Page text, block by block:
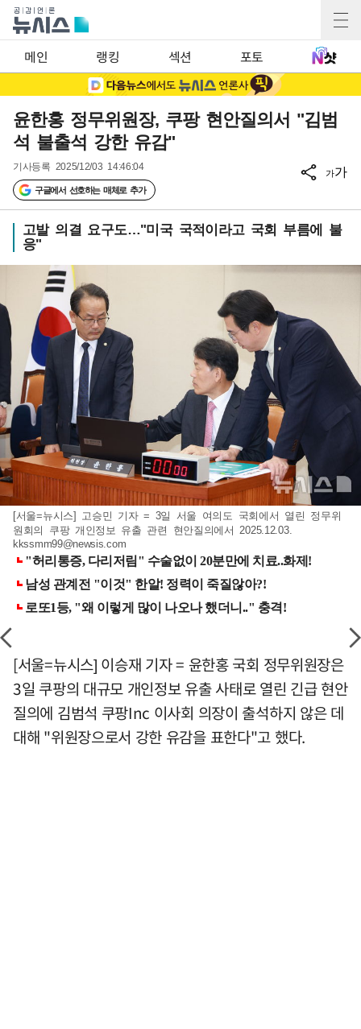
메인 랭킹 섹션 포토
윤한홍 정무위원장, 쿠팡 현안질의서 "김범
석 불출석 강한 유감"
기사등록 2025/12/03 14:46:04
구글에서 선호하는 매체로 추가
가가
고발 의결 요구도…"미국 국적이라고 국회 부름에 불
응"
[서울=뉴시스] 고승민 기자 = 3일 서울 여의도 국회에서 열린 정무위
원회의 쿠팡 개인정보 유출 관련 현안질의에서 2025.12.03.
kkssmm99@newsis.com
[서울=뉴시스] 이승재 기자 = 윤한홍 국회 정무위원장은
3일 쿠팡의 대규모 개인정보 유출 사태로 열린 긴급 현안
질의에 김범석 쿠팡Inc 이사회 의장이 출석하지 않은 데
대해 "위원장으로서 강한 유감을 표한다"고 했다.